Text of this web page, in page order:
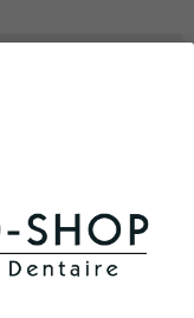
guidée par